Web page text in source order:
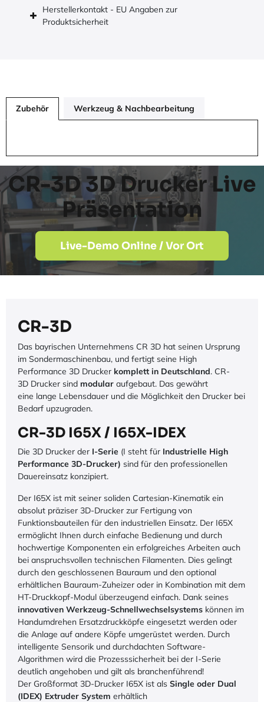
Herstellerkontakt - EU Angaben zur
Produktsicherheit
Zubehör Werkzeug & Nachbearbeitung
CR-3D 3D Drucker Live
Präsentation
Live-Demo Online / Vor Ort
CR-3D
Das bayrischen Unternehmens CR 3D hat seinen Ursprung
im Sondermaschinenbau, und fertigt seine High
Performance 3D Drucker komplett in Deutschland. CR-
3D Drucker sind modular aufgebaut. Das gewährt
eine lange Lebensdauer und die Möglichkeit den Drucker bei
Bedarf upzugraden.
CR-3D I65X / I65X-IDEX
Die 3D Drucker der I-Serie (I steht für Industrielle High
Performance 3D-Drucker) sind für den professionellen
Dauereinsatz konzipiert.
Der I65X ist mit seiner soliden Cartesian-Kinematik ein
absolut präziser 3D-Drucker zur Fertigung von
Funktionsbauteilen für den industriellen Einsatz. Der I65X
ermöglicht Ihnen durch einfache Bedienung und durch
hochwertige Komponenten ein erfolgreiches Arbeiten auch
bei anspruchsvollen technischen Filamenten. Dies gelingt
durch den geschlossenen Bauraum und den optional
erhältlichen Bauraum-Zuheizer oder in Kombination mit dem
HT-Druckkopf-Modul überzeugend einfach. Dank seines
innovativen Werkzeug-Schnellwechselsystems können im
Handumdrehen Ersatzdruckköpfe eingesetzt werden oder
die Anlage auf andere Köpfe umgerüstet werden. Durch
intelligente Sensorik und durchdachten Software-
Algorithmen wird die Prozesssicherheit bei der I-Serie
deutlich angehoben und gilt als branchenführend!
Der Großformat 3D-Drucker I65X ist als Single oder Dual
(IDEX) Extruder System erhältlich